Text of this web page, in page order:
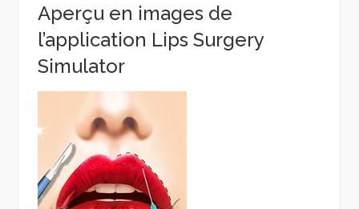
Aperçu en images de
l’application Lips Surgery
Simulator